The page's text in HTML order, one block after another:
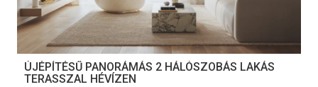
ÚJÉPÍTÉSŰ PANORÁMÁS 2 HÁLÓSZOBÁS LAKÁS
TERASSZAL HÉVÍZEN